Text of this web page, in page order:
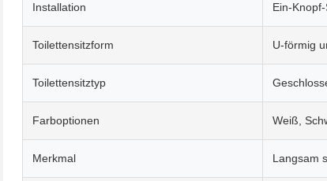
Installation Ein-
Toilettensitzform U-förmig
Toilettensitztyp
Farboptionen Weiß,
Merkmal Langsam